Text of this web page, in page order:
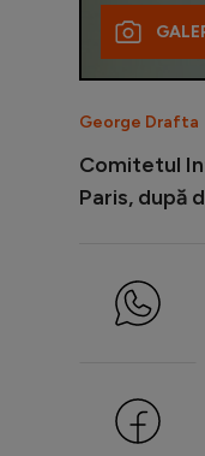
George Drafta
Comitetul
Paris, după